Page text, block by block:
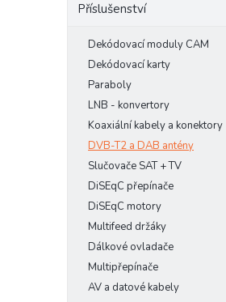
Příslušenství
Dekódovací moduly CAM
Dekódovací karty
Paraboly
LNB - konvertory
Koaxiální kabely a konektory
DVB-T2 a DAB antény
Slučovače SAT + TV
DiSEqC přepínače
DiSEqC motory
Multifeed držáky
Dálkové ovladače
Multipřepínače
AV a datové kabely